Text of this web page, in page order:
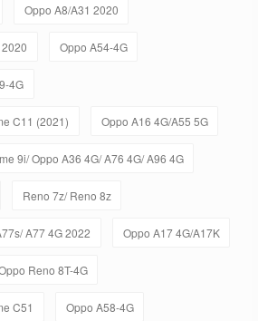
Oppo A8/A31 2020
Oppo A54-4G
4G
C11 (2021) Oppo A16 4G/A55 5G
9i/ Oppo A36 4G/ A76 4G/ A96 4G
Reno 7z/ Reno 8z
A77 4G 2022 Oppo A17 4G/A17K
Reno 8T-4G
C51 Oppo A58-4G